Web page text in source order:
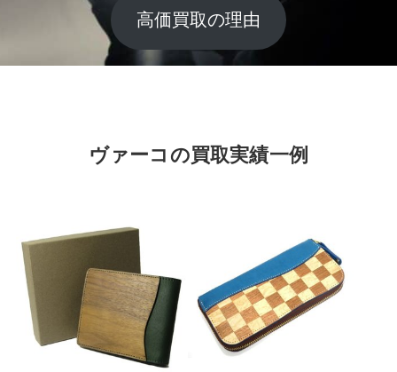
高価買取の理由
ヴァーコの買取実績一例